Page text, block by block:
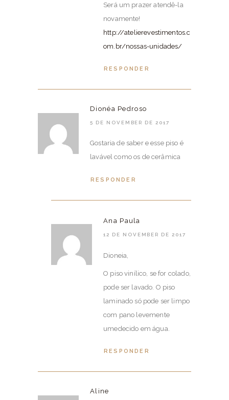
Será um prazer atendê-la
novamente!
http://atelierevestimentos.c
om.br/nossas-unidades/
RESPONDER
Dionéa Pedroso
5 DE NOVEMBER DE 2017
Gostaria de saber e esse piso é
lavável como os de cerâmica
RESPONDER
Ana Paula
12 DE NOVEMBER DE 2017
Dioneia,
O piso vinílico, se for colado,
pode ser lavado. O piso
laminado só pode ser limpo
com pano levemente
umedecido em água.
RESPONDER
Aline